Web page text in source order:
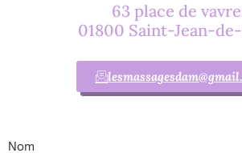
63 place de
01800 Saint-Jean-
Nom